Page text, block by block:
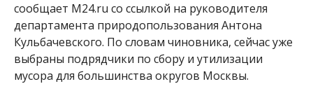
сообщает M24.ru со ссылкой на руководителя
департамента природопользования Антона
Кульбачевского. По словам чиновника, сейчас уже
выбраны подрядчики по сбору и утилизации
мусора для большинства округов Москвы.